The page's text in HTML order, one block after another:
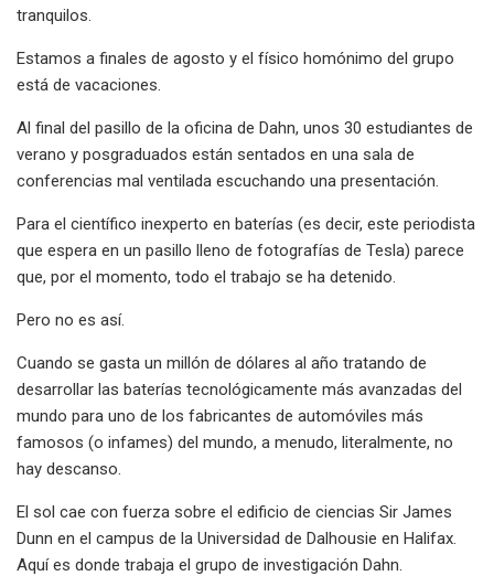
tranquilos.
Estamos a finales de agosto y el físico homónimo del grupo
está de vacaciones.
Al final del pasillo de la oficina de Dahn, unos 30 estudiantes de
verano y posgraduados están sentados en una sala de
conferencias mal ventilada escuchando una presentación.
Para el científico inexperto en baterías (es decir, este periodista
que espera en un pasillo lleno de fotografías de Tesla) parece
que, por el momento, todo el trabajo se ha detenido.
Pero no es así.
Cuando se gasta un millón de dólares al año tratando de
desarrollar las baterías tecnológicamente más avanzadas del
mundo para uno de los fabricantes de automóviles más
famosos (o infames) del mundo, a menudo, literalmente, no
hay descanso.
El sol cae con fuerza sobre el edificio de ciencias Sir James
Dunn en el campus de la Universidad de Dalhousie en Halifax.
Aquí es donde trabaja el grupo de investigación Dahn.